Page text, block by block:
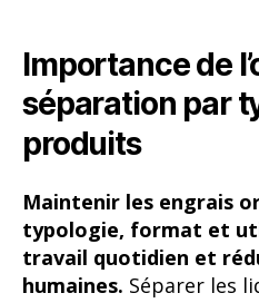
Importance de
séparation par
produits
Maintenir les engrais
typologie, format et
travail quotidien et
humaines. Séparer les